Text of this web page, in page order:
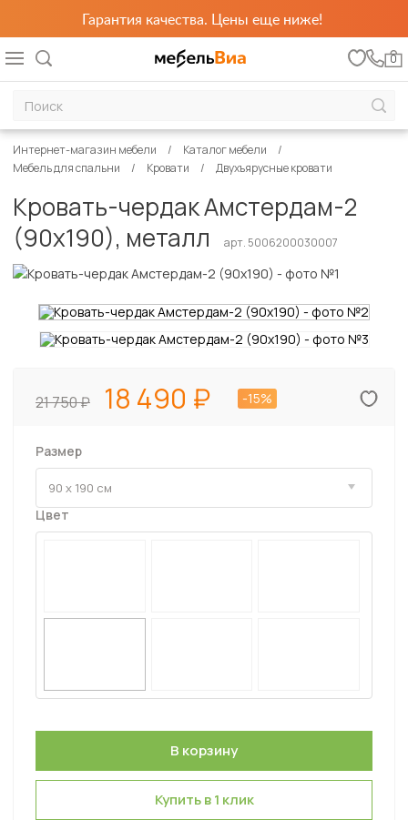
Гарантия качества. Цены еще ниже!
0
Интернет-магазин мебели
Каталог мебели
Мебель для спальни
Кровати Двухъярусные кровати
Кровать-чердак Амстердам-2
(90х190), металл
арт. 5006200030007
21 750 18 490 -15%
Размер
Цвет
Купить в 1 клик